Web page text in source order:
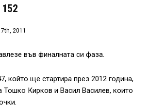
2011
във финалната си фаза.
който ще стартира през 2012 година,
Тошко Кирков и Васил Василев, които